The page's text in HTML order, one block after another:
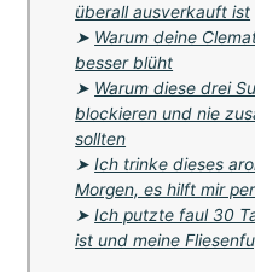
überall ausverkauft ist
➤ Warum deine
besser blüht
➤ Warum diese drei
blockieren und nie
sollten
➤Ich trinke dieses
Morgen, es hilft mir
➤Ich putzte faul 30
ist und meine